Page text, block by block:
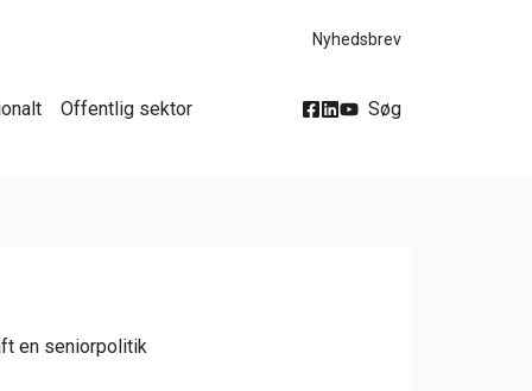
Nyhedsbrev
Offentlig sektor Søg
en seniorpolitik